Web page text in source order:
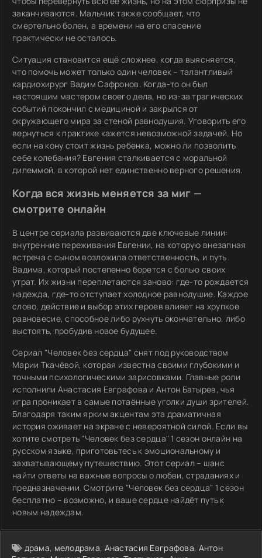
заканчиваются. Мальчик также сообщает, что
смертельно болен, а времени на его спасение
практически не осталось.
Ситуация становится ещё сложнее, когда выясняется,
что помочь может только один человек – талантливый
кардиохирург Вадим Сафронов. Когда-то он был
настоящим мастером своего дела, но из-за трагических
событий покончил с медициной и закрылся от
окружающего мира за стеной равнодушия. Уговорить его
вернуться к практике кажется невозможной задачей. Но
если на кону стоит жизнь ребёнка, можно ли позволить
себе колебания? Евгения сталкивается с моральной
дилеммой, в которой нет единственно верного решения.
Когда вся жизнь меняется за миг —
смотрите онлайн
В центре сериала развиваются две ключевые линии:
внутренние переживания Евгении, на которую внезапная
встреча с сыном возложила ответственность, и путь
Вадима, который постепенно борется с болью своих
утрат. Их жизни переплетаются заново: где-то рождается
надежда, где-то отступает холодное равнодушие. Каждое
слово, действие и выбор этих героев влияет на хрупкое
равновесие, способное либо рухнуть окончательно, либо
выстоять, пробудив новое будущее.
Сериал "Человек без сердца" снят под руководством
Марии Ткачёвой, которая известна своими глубокими и
точными психологическими зарисовками. Главные роли
исполнили Анастасия Евграфова и Антон Батырев, чья
игра проникает в самые потаённые уголки души зрителей.
Благодаря таким ярким акцентам эта драматичная
история оживает на экране с невероятной силой. Если вы
хотите смотреть "Человек без сердца" 1 сезон онлайн на
русском языке, приготовьтесь к эмоциональному и
захватывающему путешествию. Этот сериал – шанс
найти ответы на важные вопросы о любви, страданиях и
предназначении. Смотрите "Человек без сердца" 1 сезон
бесплатно – возможно, и ваше сердце найдёт путь к
новым надеждам.
драма, мелодрама, Анастасия Евграфова, Антон